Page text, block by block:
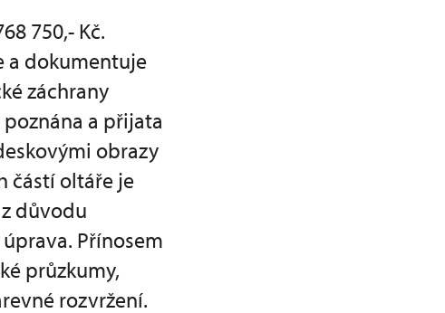
750,- Kč.
a dokumentuje
záchrany
a přijata
obrazy
částí oltáře je
důvodu
Přínosem
průzkumy,
rozvržení.